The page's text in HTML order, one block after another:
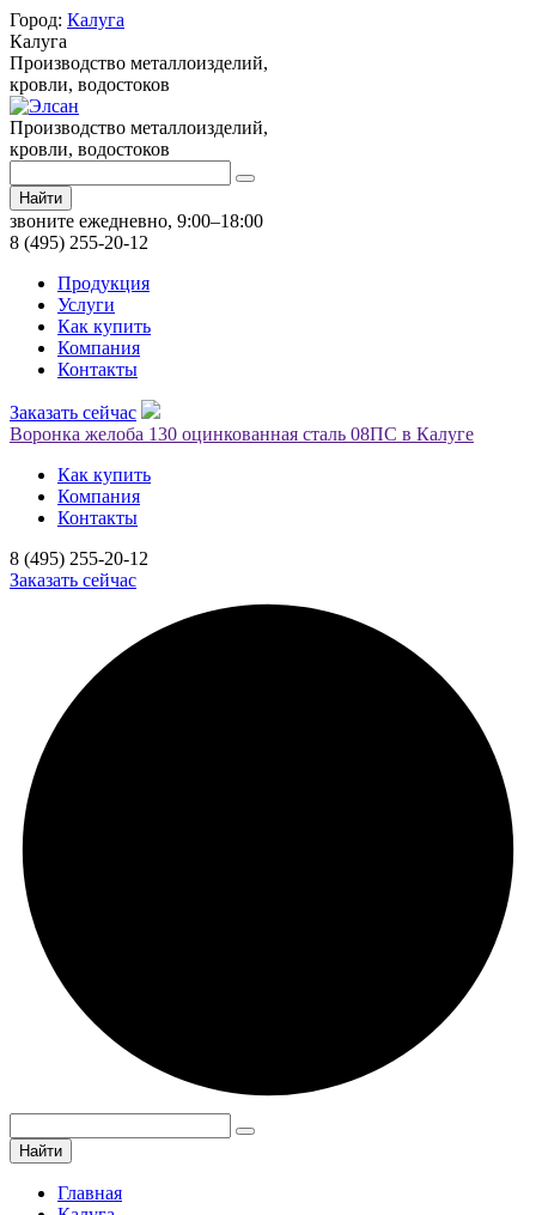
Город: Калуга
Калуга
Производство металлоизделий,
кровли, водостоков
Производство металлоизделий,
кровли, водостоков
Найти
звоните ежедневно, 9:00–18:00
8 (495) 255-20-12
Продукция
Услуги
Как купить
Компания
Контакты
Заказать сейчас
Воронка желоба 130 оцинкованная сталь 08ПС в Калуге
Как купить
Компания
Контакты
8 (495) 255-20-12
Заказать сейчас
Найти
Главная